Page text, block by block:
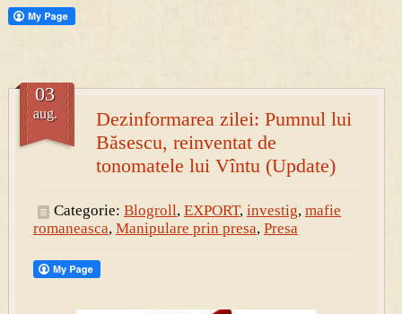
PRESA
Permise pentru vânătoarea de porci în costume, cu gulere albe
Dezinformarea zilei: Pumnul lui
Băsescu, reinventat de
tonomatele lui Vîntu (Update)
03
aug.
Categorie: Blogroll, EXPORT, investig, mafie
romaneasca, Manipulare prin presa, Presa